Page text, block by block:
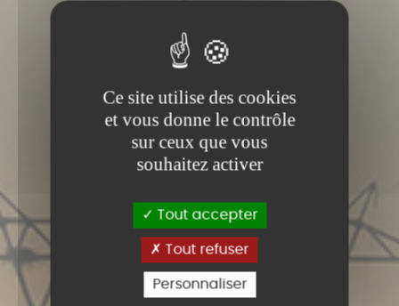
Ce site utilise des cookies
et vous donne le contrôle
sur ceux que vous
souhaitez activer
Tout accepter
Tout refuser
Personnaliser